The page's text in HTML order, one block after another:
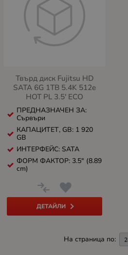
Твърд диск Fujitsu HD
SATA 6G 1TB 5.4K 512e
HOT PL 3.5' ECO
ПРЕДНАЗНАЧЕН ЗА:
Сървъри
КАПАЦИТЕТ, GB: 1 920
GB
ИНТЕРФЕЙС: SATA
ФОРМ ФАКТОР: 3.5" (8.89
cm)
ДЕТАЙЛИ
На страница по: